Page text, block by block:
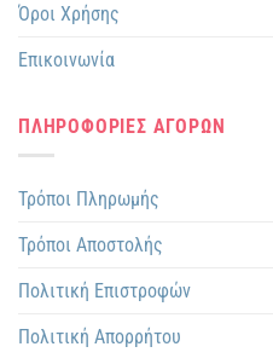
Όροι Χρήσης
Επικοινωνία
ΠΛΗΡΟΦΟΡΙΕΣ ΑΓΟΡΩΝ
Τρόποι Πληρωμής
Τρόποι Αποστολής
Πολιτική Επιστροφών
Πολιτική Απορρήτου